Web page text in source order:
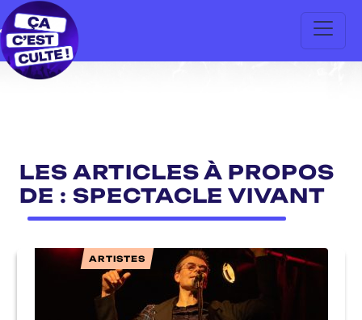
LES ARTICLES À PROPOS
DE : SPECTACLE VIVANT
ARTISTES